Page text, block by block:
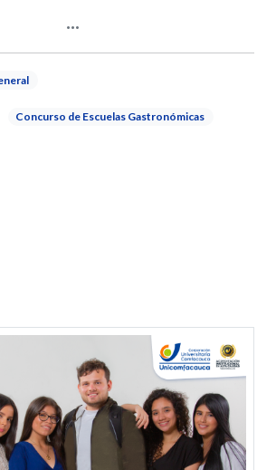
Concurso de Escuelas Gastronómicas